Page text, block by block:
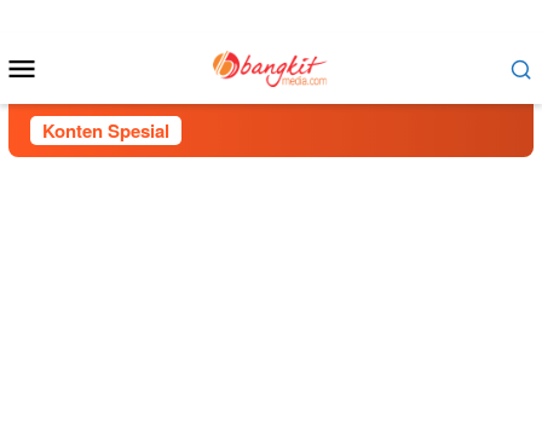
Mobile
Konten Spesial